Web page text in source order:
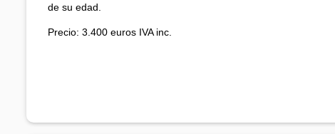
de su edad.
Precio: 3.400 euros IVA inc.